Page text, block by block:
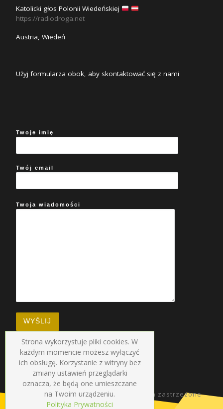
Katolicki głos Polonii Wiedeńskiej
https://radiodroga.net
Austria, Wiedeń
Użyj formularza obok, aby skontaktować się z nami
Twoje imię
Twój email
Twoja wiadomości
© 2026 Radio Droga – Wszelkie prawa zastrzezone
Strona wykorzystuje pliki cookies. W
każdym momencie możesz wyłączyć
ich obsługę. Korzystanie z witryny bez
zmiany ustawień przeglądarki
oznacza, że będą one umieszczane
na Twoim urządzeniu.
Polityka Prywatności